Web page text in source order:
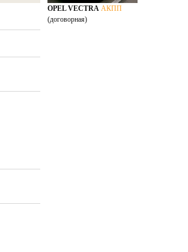
OPEL VECTRA АКПП
(договорная)